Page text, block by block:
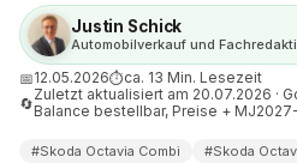
Justin Schick
Automobilverkauf und
📅12.05.2026⏱ca. 13 Min. Lesezeit
🔄
Zuletzt aktualisiert am 20.07.2026 ·
Balance bestellbar, Preise +
#Skoda Octavia Combi
#Skoda
Combi oder
welcher hält den Preis
oder Limousine als